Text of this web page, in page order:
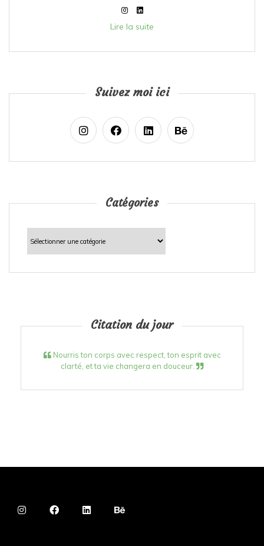
Lire la suite
Suivez moi ici
Catégories
Catégories
Citation du jour
Nourris ton corps avec respect, ton esprit avec
clarté, et ta vie changera en douceur.